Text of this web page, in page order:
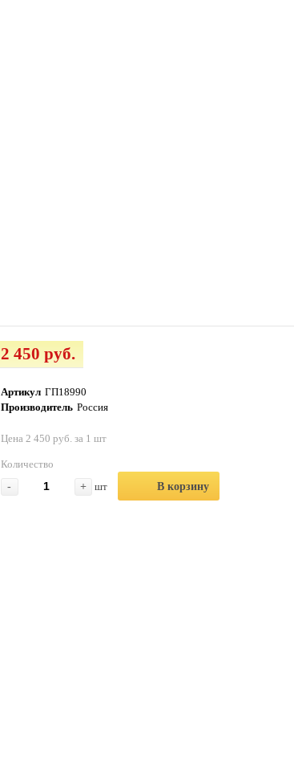
2 450 руб.
Артикул ГП18990
Производитель Россия
Цена 2 450 руб. за 1 шт
Количество
-
+ шт В корзину